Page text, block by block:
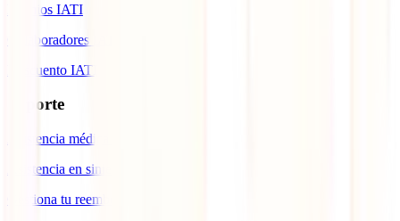
Premios IATI
Colaboradores IATI
Descuento IATI
Soporte
Asistencia médica en viajes
Asistencia en siniestros
Gestiona tu reembolso